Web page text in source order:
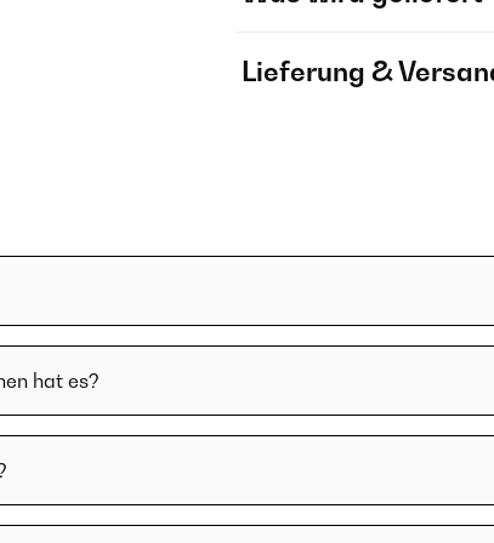
Lieferung &
hat es?